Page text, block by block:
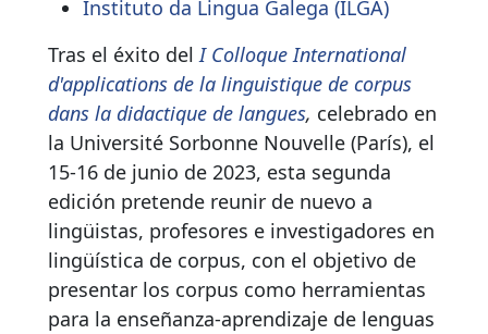
Instituto da Lingua Galega (ILGA)
Tras el éxito delI Colloque International
d'applications de la linguistique de corpus
dans la didactique de langues, celebrado en
la Université Sorbonne Nouvelle (París), el
15-16 de junio de 2023, esta segunda
edición pretende reunir de nuevo a
lingüistas, profesores e investigadores en
lingüística de corpus, con el objetivo de
presentar los corpus como herramientas
para la enseñanza-aprendizaje de lenguas